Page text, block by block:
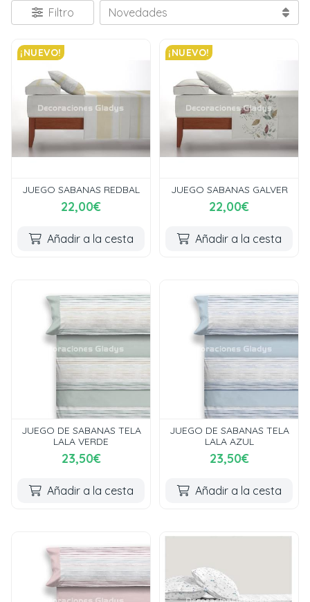
Filtro
¡NUEVO!
JUEGO SABANAS REDBAL
22,00€
Añadir a la cesta
¡NUEVO!
JUEGO SABANAS GALVER
22,00€
Añadir a la cesta
JUEGO DE SABANAS TELA
LALA VERDE
23,50€
Añadir a la cesta
JUEGO DE SABANAS TELA
LALA AZUL
23,50€
Añadir a la cesta